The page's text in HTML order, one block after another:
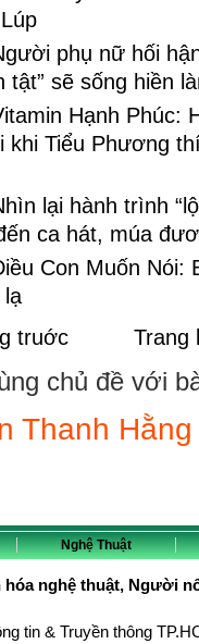
phụ nữ hối
tật” sẽ sống hiền
Hạnh Phúc:
khi Tiểu Phương
lại hành trình
ca hát, múa
Con Muốn Nói:
lạ
truớc
Trang
chủ đề với
Thanh
Nghệ Thuật
nghệ thuật, Người
tin & Truyền thông